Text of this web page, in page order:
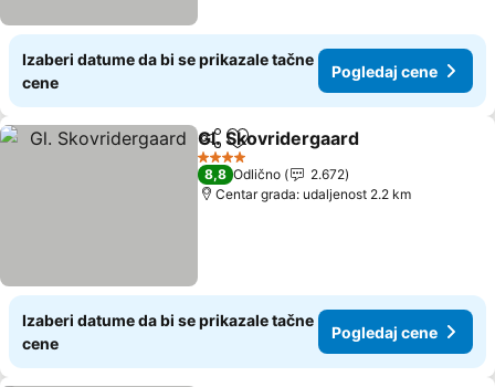
Izaberi datume da bi se prikazale tačne
cene
Pogledaj cene
Deli Dodati u favorite
Gl. Skovridergaard
4 Zvezdice
8,8 Odlično
2.672
Centar grada: udaljenost 2.2 km
Izaberi datume da bi se prikazale tačne
cene
Pogledaj cene